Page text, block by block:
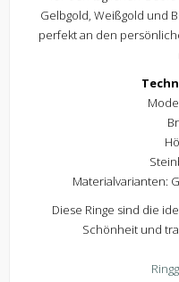
Gelbgold, Weißgold und
perfekt an den
Materialvarianten:
Diese Ringe sind die
Schönheit und